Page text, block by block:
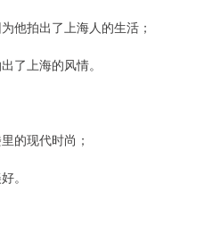
他拍出了上海人的生活；
了上海的风情。
的现代时尚；
。